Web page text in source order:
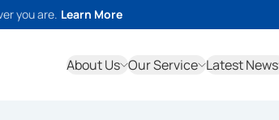
you are. Learn More
About Us Our Service Latest News